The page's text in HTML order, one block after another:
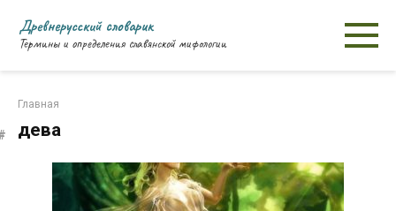
контенту
Древнерусский словарик
Термины и определения славянской мифологии
Главная
дева